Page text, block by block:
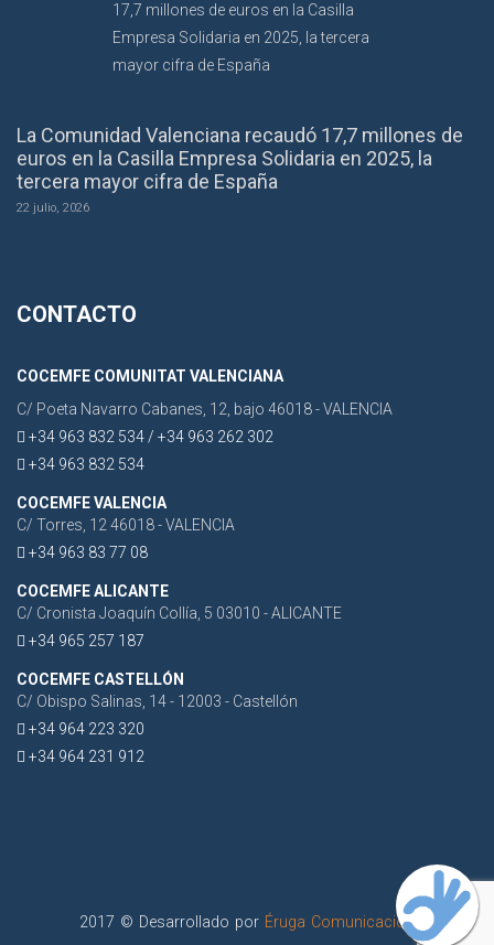
La Comunidad Valenciana recaudó 17,7 millones de
euros en la Casilla Empresa Solidaria en 2025, la
tercera mayor cifra de España
22 julio, 2026
CONTACTO
COCEMFE COMUNITAT VALENCIANA
C/ Poeta Navarro Cabanes, 12, bajo 46018 - VALENCIA
+34 963 832 534 / +34 963 262 302
+34 963 832 534
COCEMFE VALENCIA
C/ Torres, 12 46018 - VALENCIA
+34 963 83 77 08
COCEMFE ALICANTE
C/ Cronista Joaquín Collía, 5 03010 - ALICANTE
+34 965 257 187
COCEMFE CASTELLÓN
C/ Obispo Salinas, 14 - 12003 - Castellón
+34 964 223 320
+34 964 231 912
2017 © Desarrollado por Éruga Comunicación